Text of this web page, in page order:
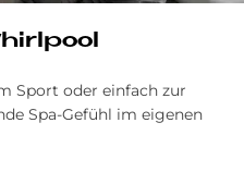
Sport oder einfach zur
Spa-Gefühl im eigenen